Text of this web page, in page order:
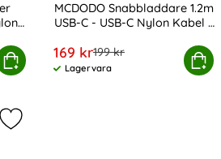
Type-C 1.5m Nylon Kabel Svart
MCDODO Snabbladdare 1.2m
USB-C - USB-C Nylon Kabel -
rea pris
169 krtidigare pris
199 kr
Tillgänglighet:
Lagervara
Köp
Snabbladdare 1.2m
Markera bASEUS 60W 2m Type-C